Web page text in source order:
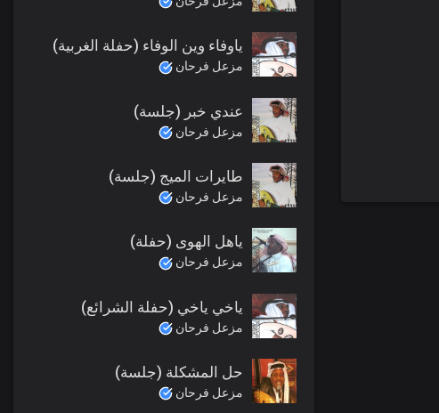
ياوفاء وين الوفاء (حفلة الغربية)
مزعل فرحان
عندي خبر (جلسة)
مزعل فرحان
طايرات الميج (جلسة)
مزعل فرحان
ياهل الهوى (حفلة)
مزعل فرحان
ياخي ياخي (حفلة الشرائع)
مزعل فرحان
حل المشكلة (جلسة)
مزعل فرحان